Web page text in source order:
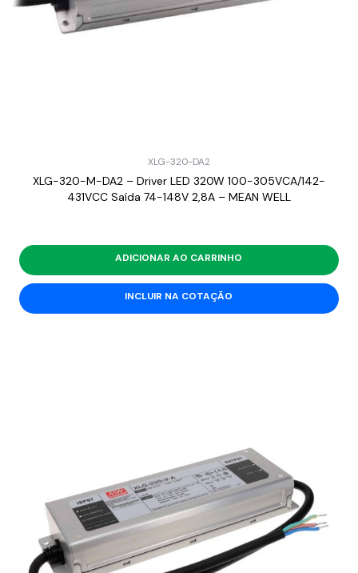
XLG-320-DA2
XLG-320-M-DA2 – Driver LED 320W 100-305VCA/142-
431VCC Saída 74-148V 2,8A – MEAN WELL
ADICIONAR AO CARRINHO
INCLUIR NA COTAÇÃO